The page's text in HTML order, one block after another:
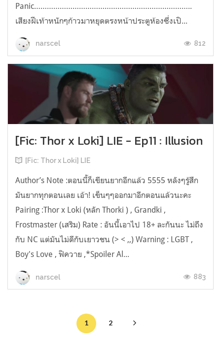
Panic………………………………………………………………..
เสียงฝีเท้าหนักๆก้าวมาหยุดตรงหน้าประตูห้องซึ่งเปิ...
narscel 812
[Fic: Thor x Loki] LIE - Ep11 : Illusion
[Fic: Thor x Loki] LIE
Author’s Note :ตอนนี้ก็เขียนยากอีกแล้ว 5555 หลังๆรู้สึก
มันยากทุกตอนเลย เอ้า! เข็นๆๆออกมาอีกตอนแล้วนะคะ
Pairing :Thor x Loki (หลัก Thorki ) , Grandki ,
Frostmaster (เสริม) Rate : อันนี้เอาไป 18+ ละกันนะ ไม่ถึง
กับ NC แต่มันไม่ดีกับเยาวชน (> < ,,) Warning : LGBT ,
Boy's Love , ฟิควาย ,*Spoiler Al...
narscel 883
1 2